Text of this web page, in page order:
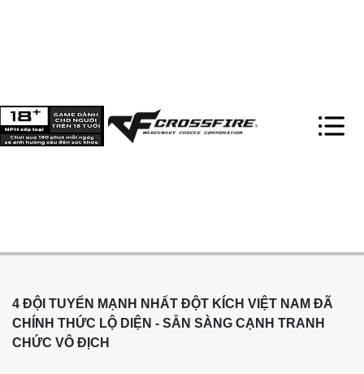
4 ĐỘI TUYỂN MẠNH NHẤT ĐỘT KÍCH VIỆT NAM ĐÃ
CHÍNH THỨC LỘ DIỆN - SẴN SÀNG CẠNH TRANH
CHỨC VÔ ĐỊCH